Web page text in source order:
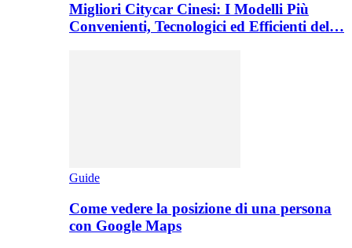
Migliori Citycar Cinesi: I Modelli Più
Convenienti, Tecnologici ed Efficienti del…
Guide
Come vedere la posizione di una persona
con Google Maps